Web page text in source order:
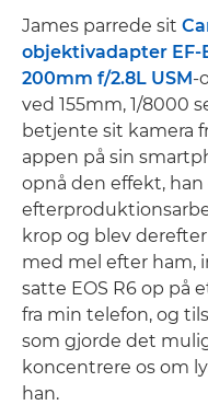
James parrede sit
objektivadapter EF-
200mm f/2.8L USM-
ved 155mm, 1/8000
betjente sit kamera
appen på sin
opnå den effekt,
krop og blev
med mel efter ham,
satte EOS R6 op på
fra min telefon, og
som gjorde det
koncentrere os om
han.